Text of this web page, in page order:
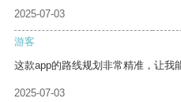
2025-07-03
游客
这款app的路线规划非常精准，让我
2025-07-03